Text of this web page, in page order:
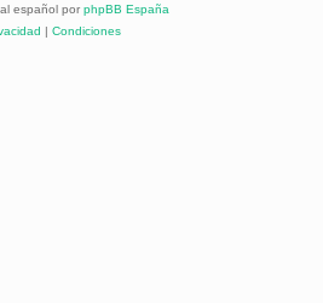
español por phpBB España
| Condiciones